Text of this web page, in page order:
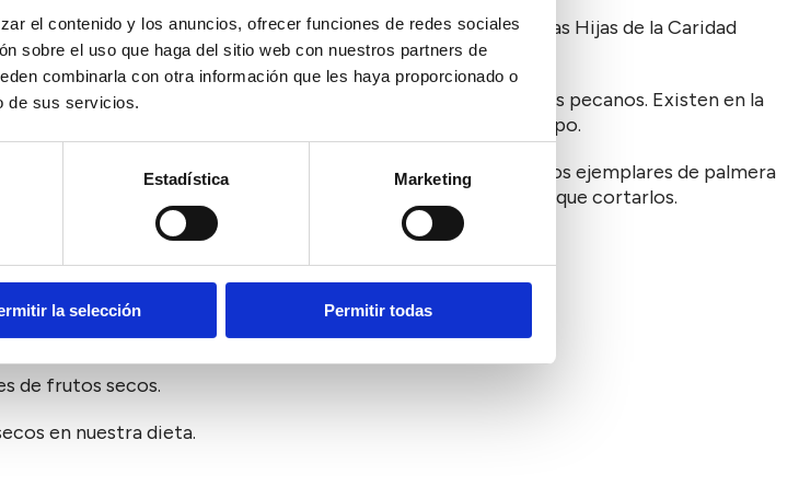
el contenido y los anuncios, ofrecer funciones de redes sociales
sobre el uso que haga del sitio web con nuestros partners de
combinarla con otra información que les haya proporcionado o
de sus servicios.
Estadística Marketing
la selección Permitir todas
una Cruz en el centro de la misma. La finca fue donada a las Hijas de la Caridad
y de entre todos ellos, los más característicos son los nogales pecanos. Existen en la
alumnos buscan nueces para comérselas como pasatiempo.
plagas, como el picudo rojo que ha acabado con varios ejemplares de palmera
los árboles propensos a la rotura por lo que ha habido que cortarlos.
y sus características.
ello a los alumnos más jóvenes del colegio.
de frutos secos.
en nuestra dieta.